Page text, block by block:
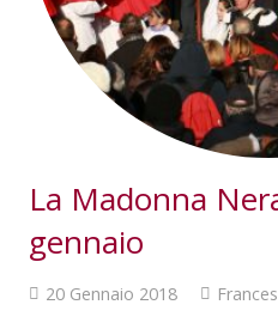
La Madonna
gennaio
20 Gennaio 2018